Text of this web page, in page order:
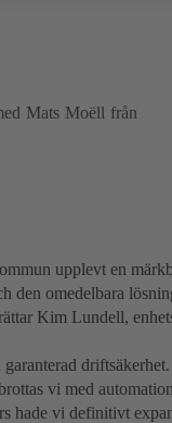
Mats Moëll från
upplevt en
den omedelbara
Kim Lundell,
vi med
hade vi definitivt